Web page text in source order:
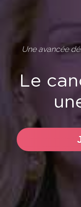
Une avancée
Le